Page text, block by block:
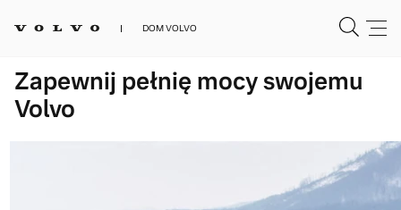
DOM VOLVO
Zapewnij pełnię mocy swojemu
Volvo